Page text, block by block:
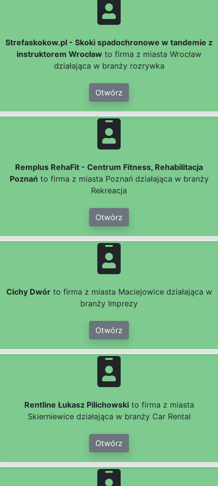
Strefaskokow.pl - Skoki spadochronowe w tandemie z
instruktorem Wrocław to firma z miasta Wrocław
działająca w branży rozrywka
Otwórz
Remplus RehaFit - Centrum Fitness, Rehabilitacja
Poznań to firma z miasta Poznań działająca w branży
Rekreacja
Otwórz
Cichy Dwórto firma z miasta Maciejowice działająca w
branży Imprezy
Otwórz
Rentline Łukasz Pilichowskito firma z miasta
Skierniewice działająca w branży Car Rental
Otwórz